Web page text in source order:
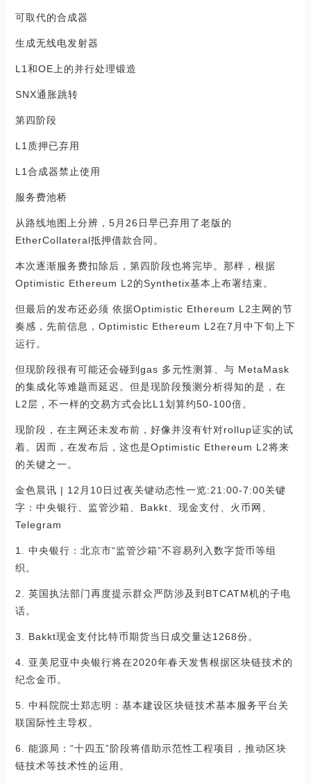
可取代的合成器
生成无线电发射器
L1和OE上的并行处理锻造
SNX通胀跳转
第四阶段
L1质押已弃用
L1合成器禁止使用
服务费池桥
从路线地图上分辨，5月26日早已弃用了老版的
EtherCollateral抵押借款合同。
本次逐渐服务费扣除后，第四阶段也将完毕。那样，根据
Optimistic Ethereum L2的Synthetix基本上布署结束。
但最后的发布还必须 依据Optimistic Ethereum L2主网的节
奏感，先前信息，Optimistic Ethereum L2在7月中下旬上下
运行。
但现阶段很有可能还会碰到gas 多元性测算、与 MetaMask
的集成化等难题而延迟。但是现阶段预测分析得知的是，在
L2层，不一样的交易方式会比L1划算约50-100倍。
现阶段，在主网还未发布前，好像并沒有针对rollup证实的试
着。因而，在发布后，这也是Optimistic Ethereum L2将来
的关键之一。
金色晨讯 | 12月10日过夜关键动态性一览:21:00-7:00关键
字：中央银行、监管沙箱、Bakkt、现金支付、火币网、
Telegram
1. 中央银行：北京市“监管沙箱”不容易列入数字货币等组
织。
2. 英国执法部门再度提示群众严防涉及到BTCATM机的子电
话。
3. Bakkt现金支付比特币期货当日成交量达1268份。
4. 亚美尼亚中央银行将在2020年春天发售根据区块链技术的
纪念金币。
5. 中科院院士郑志明：基本建设区块链技术基本服务平台关
联国际性主导权。
6. 能源局：“十四五”阶段将借助示范性工程项目，推动区块
链技术等技术性的运用。